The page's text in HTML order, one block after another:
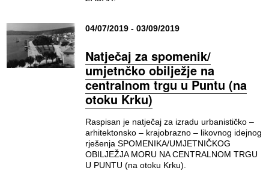
04/07/2019 - 03/09/2019
Natječaj za spomenik/
umjetnčko obilježje na
centralnom trgu u Puntu (na
otoku Krku)
Raspisan je natječaj za izradu urbanističko –
arhitektonsko – krajobrazno – likovnog idejnog
rješenja SPOMENIKA/UMJETNIČKOG
OBILJEŽJA MORU NA CENTRALNOM TRGU
U PUNTU (na otoku Krku).